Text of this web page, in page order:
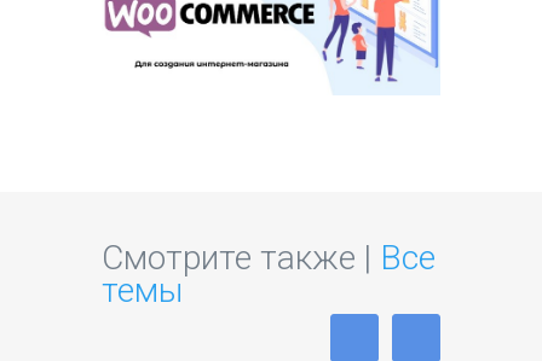
Смотрите также | Все
темы